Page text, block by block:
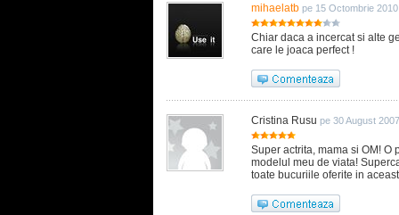
mihaelatb pe 15 Octombrie
Chiar daca a incercat si alte
care le joaca perfect !
Cristina Rusu pe 30 August
Super actrita, mama si OM!
modelul meu de viata!
toate bucuriile oferite in